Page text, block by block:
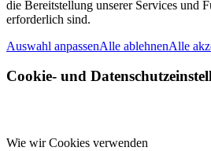
die Bereitstellung unserer Services und
erforderlich sind.
Auswahl anpassenAlle ablehnenAlle
Cookie- und
Wie wir Cookies verwenden